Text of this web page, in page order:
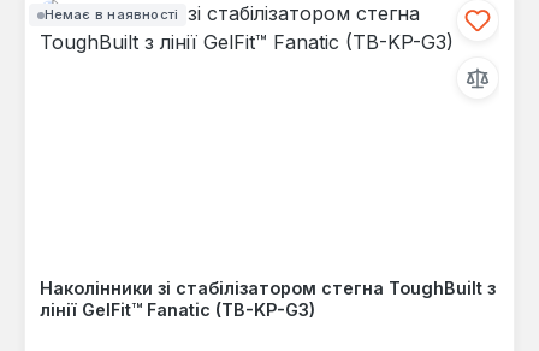
Немає в наявності
Наколінники зі стабілізатором стегна ToughBuilt з
лінії GelFit™ Fanatic (TB-KP-G3)